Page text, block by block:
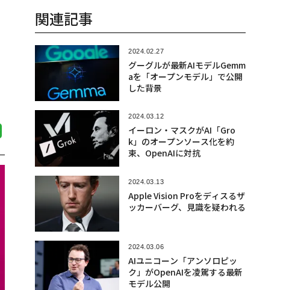
関連記事
2024.02.27
グーグルが最新AIモデルGemm
aを「オープンモデル」で公開
した背景
2024.03.12
イーロン・マスクがAI「Gro
k」のオープンソース化を約
束、OpenAIに対抗
2024.03.13
Apple Vision Proをディスるザ
ッカーバーグ、見識を疑われる
2024.03.06
AIユニコーン「アンソロピッ
ク」がOpenAIを凌駕する最新
モデル公開